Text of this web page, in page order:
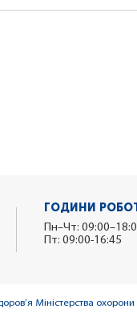
ГОДИНИ
Пн–Чт:
Пт: 09:00-16:45
Міністерства охорони